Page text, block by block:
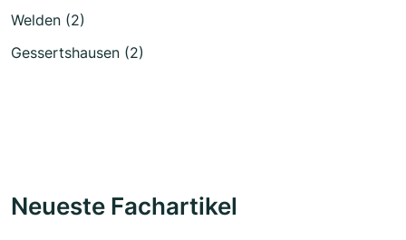
Welden (2)
Gessertshausen (2)
Neueste Fachartikel